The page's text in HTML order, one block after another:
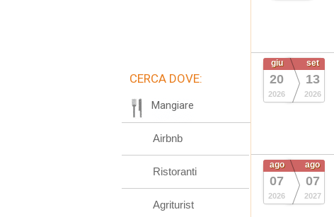
giu
20
2026
set
13
2026
ago
07
2026
ago
07
2027
CERCA DOVE:
Mangiare
Airbnb
Ristoranti
Agriturist